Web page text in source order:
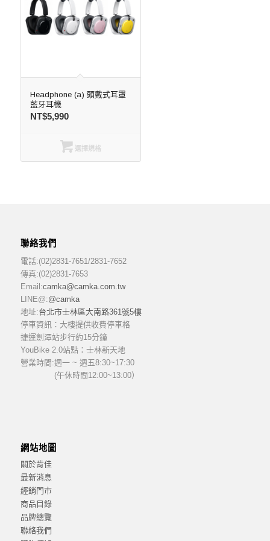
Headphone (a) 頭戴式耳罩
藍牙耳機
NT$5,990
選擇規格
聯絡我們
電話:(02)2831-7651/2831-7652
傳真:(02)2831-7653
Email:camka@camka.com.tw
LINE@:@camka
地址:台北市士林區大南路361號5樓
停車資訊：大樓提供收費停車格
捷運劍潭站步行約15分鐘
YouBike 2.0站點：士林新天地
營業時間:週一 ~ 週五8:30~17:30
(午休時間12:00~13:00）
網站地圖
關於肯佳
最新消息
經銷門市
商品目錄
品牌總覽
聯絡我們